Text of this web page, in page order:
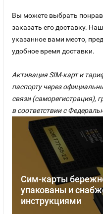
Сим-карты
упакованы и
инструкциями
Вы можете выбрать
заказать его доставку.
указанное вами место,
удобное время доставки.
Активация SIM-карт и
паспорту через
связи (саморегистрация),
в соответствии с